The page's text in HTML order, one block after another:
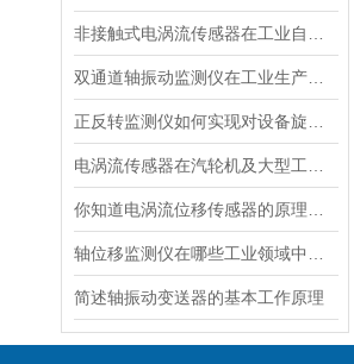
简述轴振动变送器的基本工作原理